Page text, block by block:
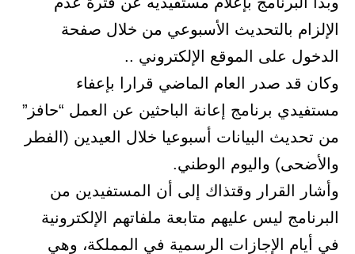
الإلزام بالتحديث الأسبوعي من خلال صفحة
الدخول على الموقع الإلكتروني ..
وكان قد صدر العام الماضي قرارا بإعفاء
مستفيدي برنامج إعانة الباحثين عن العمل “حافز”
من تحديث البيانات أسبوعيا خلال العيدين (الفطر
والأضحى) واليوم الوطني.
وأشار القرار وقتذاك إلى أن المستفيدين من
البرنامج ليس عليهم متابعة ملفاتهم الإلكترونية
في أيام الإجازات الرسمية في المملكة، وهي